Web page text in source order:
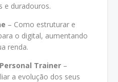
e duradouros.
– Como estruturar e
o digital, aumentando
renda.
Trainer –
a evolução dos seus